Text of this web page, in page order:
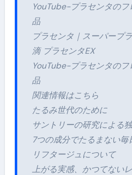
YouTube-プラセンタのフ
品
プラセンタ｜スーパープ
滴 プラセンタEX
YouTube-プラセンタのフ
品
関連情報はこちら
たるみ世代のために
サントリーの研究による
7つの成分でたるまない毎
リフタージュについて
上がる実感、かつてないレ